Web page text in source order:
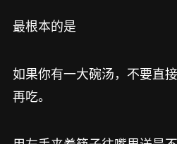
最根本的是
如果你有一大碗汤，不要直
再吃。